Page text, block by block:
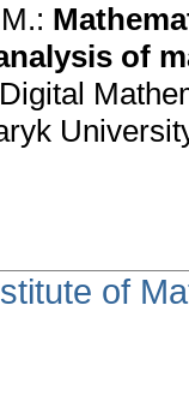
of
of